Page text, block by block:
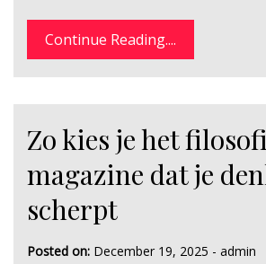
Continue Reading....
Zo kies je het
magazine dat je
scherpt
Posted on: December 19, 2025 - admin